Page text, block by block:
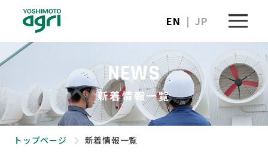
[ 事業紹介 ]
養豚・養鶏プラント建設事業
EN | JP
NEWS
新着情報一覧
トップページ 新着情報一覧